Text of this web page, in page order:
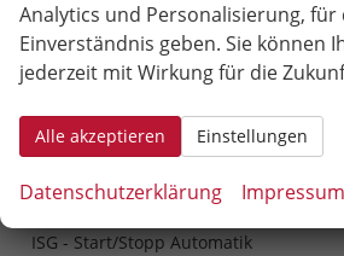
Notbremsassistent (FCA)
Spurhalteassistent (LKA)
Spurfolgeassistent (LFA)
Bremslicht- und Warnblinkautomatik
(ESS)
Elektrische Servolenkung (MDPS)
ISG - Start/Stopp Automatik
Analytics und Personalisierung, für
Einverständnis geben. Sie können
jederzeit mit Wirkung für die
Alle akzeptieren Einstellungen
Datenschutzerklärung Impressum